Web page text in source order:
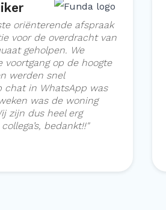
oriënterende afspraak
voor de overdracht van
geholpen. We
voortgang op de hoogte
werden snel
chat in WhatsApp was
was de woning
zijn dus heel erg
bedankt!!"